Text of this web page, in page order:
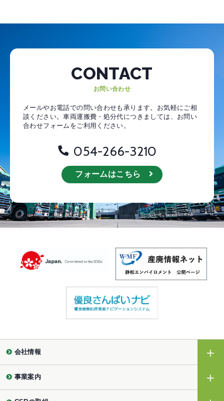
CONTACT
お問い合わせ
メールやお電話での問い合わせも承ります。お気軽にご相
談ください。車両運搬費・処分代につきましては、お問い
合わせフォームをご利用ください。
054-266-3210
フォームはこちら
会社情報
事業案内